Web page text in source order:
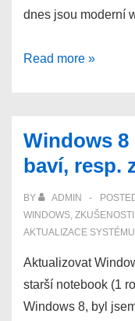
dnes jsou moderní
Ochrana
na
webech,
např.
Kudy
z
nudy
Read more »
Windows
baví, resp.
BY ADMIN
WINDOWS, ZKUŠENOSTI
AKTUALIZACE SYSTÉMU
Aktualizovat
starší notebook (1
Windows 8, byl